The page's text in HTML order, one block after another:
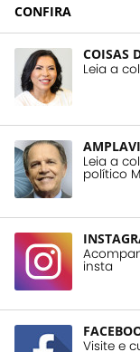
CONFIRA
COISAS
Leia a
Leia a
político
insta
Visite e